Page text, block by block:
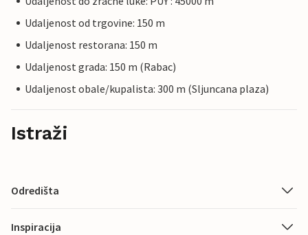
Udaljenost od trgovine: 150 m
Udaljenost restorana: 150 m
Udaljenost grada: 150 m (Rabac)
Udaljenost obale/kupalista: 300 m (Sljuncana plaza)
Istraži
Odredišta
Inspiracija